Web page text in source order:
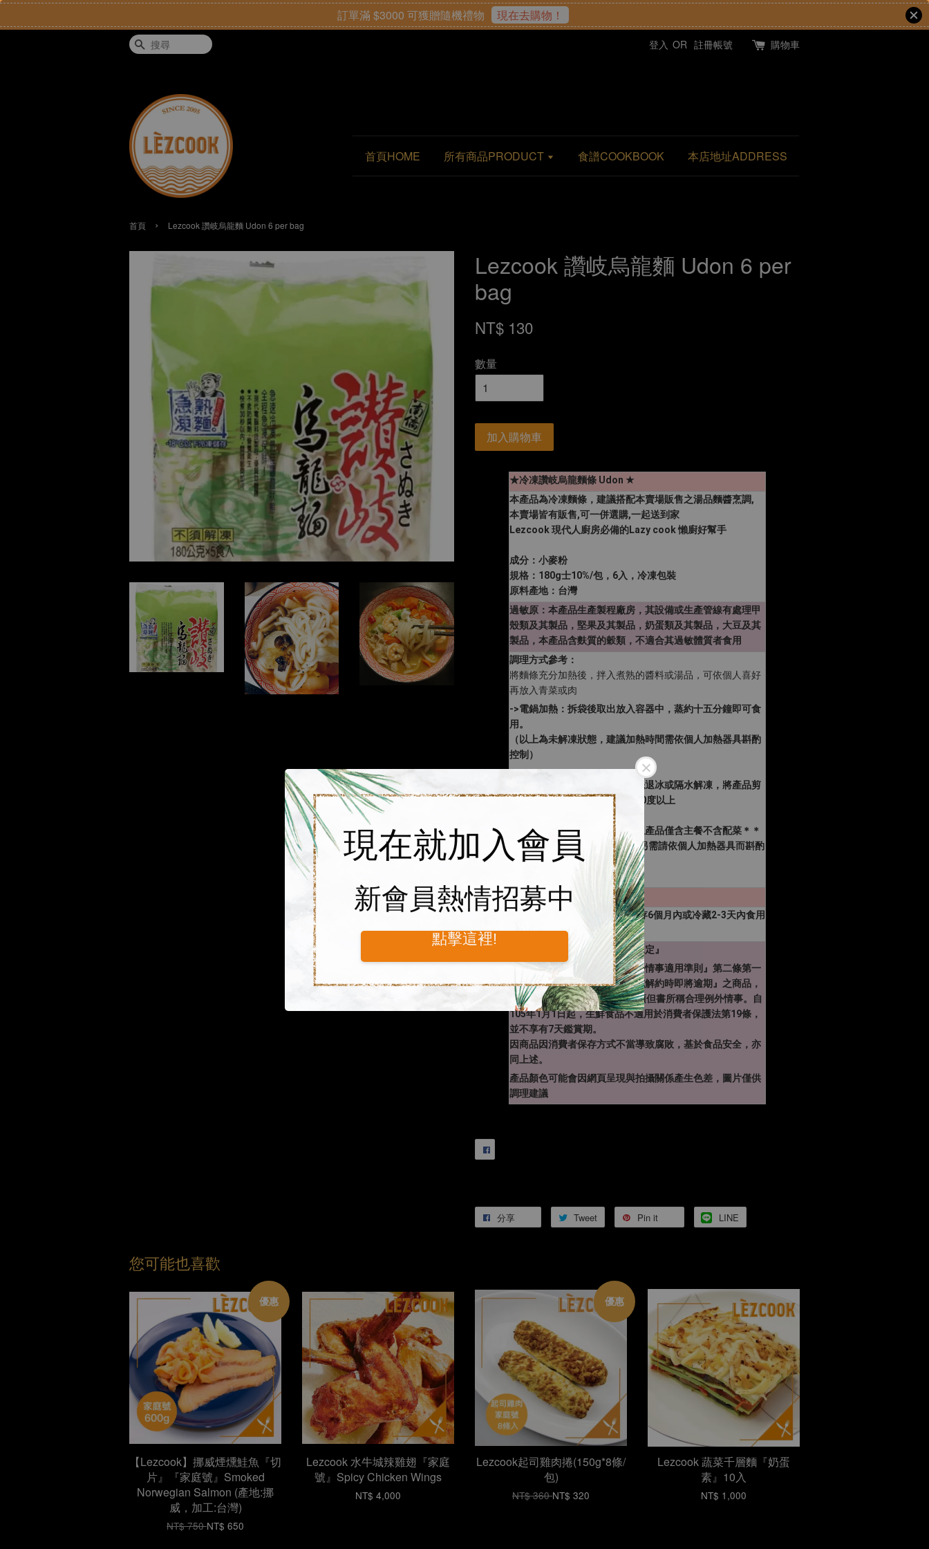
訂單滿 $3000 可獲贈隨機禮物 現在去購物！
現在就加入會員
新會員熱情招募中
點擊這裡!
搜尋 登入 OR 註冊帳號 購物車
首頁HOME 所有商品PRODUCT 食譜COOKBOOK 本店地址ADDRESS
首頁 › Lezcook 讚岐烏龍麵 Udon 6 per bag
Lezcook 讚岐烏龍麵 Udon 6 per
bag
NT$ 130
數量
加入購物車
★冷凍讚岐烏龍麵條 Udon ★
本產品為冷凍麵條，建議搭配本賣場販售之湯品麵醬烹調,
本賣場皆有販售,可一併選購,一起送到家
Lezcook 現代人廚房必備的Lazy cook 懶廚好幫手
成分：小麥粉
規格：180g士10%/包，6入，冷凍包裝
原料產地：台灣
過敏原：本產品生產製程廠房，其設備或生產管線有處理甲
殼類及其製品，堅果及其製品，奶蛋類及其製品，大豆及其
製品，本產品含麩質的穀類，不適合其過敏體質者食用
調理方式參考：
將麵條充分加熱後，拌入煮熟的醬料或湯品，可依個人喜好
再放入青菜或肉
->電鍋加熱：拆袋後取出放入容器中，蒸約十五分鐘即可食
用。
（以上為未解凍狀態，建議加熱時間需依個人加熱器具斟酌
控制）
->直火加熱：建議產品使用前先退冰或隔水解凍，將產品剪
開倒入鍋具中，加熱至沸騰或80度以上
＊＊請發揮您的創意擺盤，以上產品僅含主餐不含配菜＊＊
＊＊(以上產品建議加熱時間皆另需請依個人加熱器具而斟酌
時間控制)＊＊
製造日期：請見包裝標示
保存方式：
-18度C以下冷凍保存6個月內或冷藏2-3天內食用
完畢
『生鮮食品不適用七天鑑賞期規定』
依據『通訊交易解除權合理例外情事適用準則』第二條第一
項：『易腐敗，保存期限較短或解約時即將逾期』之商品，
屬於消費者保護法第19條第一項但書所稱合理例外情事。自
105年1月1日起，生鮮食品不適用於消費者保護法第19條，
並不享有7天鑑賞期。
因商品因消費者保存方式不當導致腐敗，基於食品安全，亦
同上述。
產品顏色可能會因網頁呈現與拍攝關係產生色差，圖片僅供
調理建議
分享 Tweet Pin it LINE
您可能也喜歡
優惠
【Lezcook】挪威煙燻鮭魚『切
片』『家庭號』Smoked
Norwegian Salmon (產地:挪
威，加工:台灣)
NT$ 750NT$ 650
Lezcook 水牛城辣雞翅『家庭
號』Spicy Chicken Wings
NT$ 4,000
優惠
Lezcook起司雞肉捲(150g*8條/
包)
NT$ 360NT$ 320
Lezcook 蔬菜千層麵『奶蛋
素』10入
NT$ 1,000